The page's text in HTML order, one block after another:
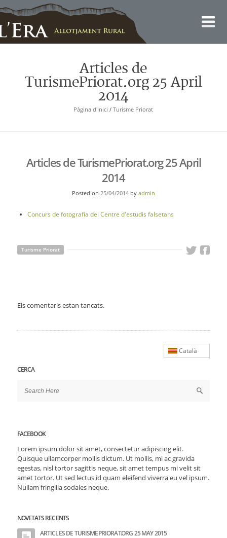
Articles de
TurismePriorat.org 25 April
2014
Pàgina d'inici /Turisme Priorat
Articles de TurismePriorat.org 25 April
2014
Posted on 25/04/2014 by admin
Concurs de fotografia del Centre d'estudis falsetans
Turisme Priorat
Els comentaris estan tancats.
Català
CERCA
FACEBOOK
Lorem ipsum dolor sit amet, consectetur adipiscing elit.
Quisque ullamcorper mollis dictum. Ut mollis, mi ac gravida
egestas, nisl tortor sagittis neque, sit amet tempus mi velit sit
amet tortor. Ut sed lectus id quam eleifend viverra eu vel ipsum.
Nullam fringilla sodales neque.
NOVETATS RECENTS
ARTICLES DE TURISMEPRIORAT.ORG 25 MAY 2015